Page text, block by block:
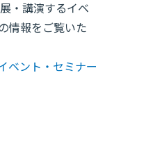
・講演するイベ
情報をご覧いた
ベント・セミナー